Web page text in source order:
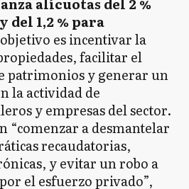
alícuotas del 2 %
del 1,2 % para
es incentivar la
facilitar el
patrimonios y generar un
la actividad de
y empresas del sector.
“comenzar a desmantelar
recaudatorias,
y evitar un robo a
el esfuerzo privado”,